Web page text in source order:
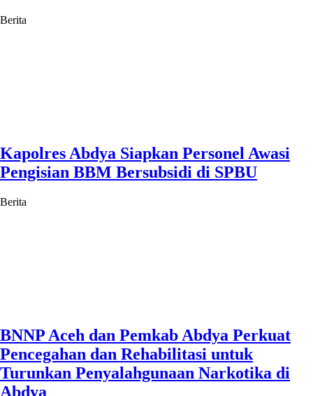
Berita
Kapolres Abdya Siapkan Personel Awasi
Pengisian BBM Bersubsidi di SPBU
Berita
BNNP Aceh dan Pemkab Abdya Perkuat
Pencegahan dan Rehabilitasi untuk
Turunkan Penyalahgunaan Narkotika di
Abdya